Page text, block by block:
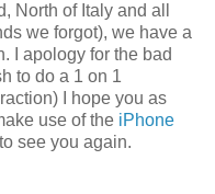
North of Italy and all
we forgot), we have a
I apology for the bad
to do a 1 on 1
I hope you as
use of the iPhone
see you again.